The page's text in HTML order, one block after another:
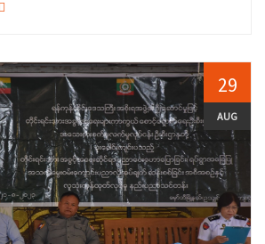
ြားကာ ပန်းချီ၊ ကျပန်းစကားပြောပြိုင်ပွဲ
အသီးသီးပေးအပ်ချီးမြှင့်ခဲ့‌ကြပြီး
င်ရာတာဝန်ရှိသူများ၊ အမှတ်ပေးအကဲဖြတ်
ဆရာမများ၊ ကျောင်းသားမိဘများနှင့်
စုစုပေါင်းအင်အား (၇၀)ဦးခန့် တက်ရောက်ခဲ့ကြ
ါသည်။
။&nbsp;&nbsp; &nbsp;
အစိုးရ အဖွဲ့ဝင်ဝန်ကြီးများနှင့် ဇနီးများ၊ ဌာန
းသားစာပေနှင့်ယဉ်ကျေးမှုကော်မတီ အဖွဲ့များ၊
တော်များ တက်ရောက်ခဲ့ကြပါသည်။&nbsp;
းဒေသကြီးဝန်ကြီးချုပ် ဦးမျိုးဆွေဝင်းနှင့်
ဝန်ကြီး ဦးစောလင်းအောင်တို့က ကရင်
ါခေါင်လချည်ဖြူဖွဲ့မင်္ဂလာအခမ်းအနားကို
စတင်ဖွင့်လှစ်ပေးခဲ့ပါသည်။&nbsp;
ချုပ်က ရှေးဘိုးဘွား ဘီဘင်အစဉ်အဆက်က
ယူဆချက်အရ ဝါခေါင်လဆိုတာ မိုးရေကြီး
ားပါးခြင်း၊ မကောင်းဆိုးဝါး အလွယ်တကူဝင်
29
AUG